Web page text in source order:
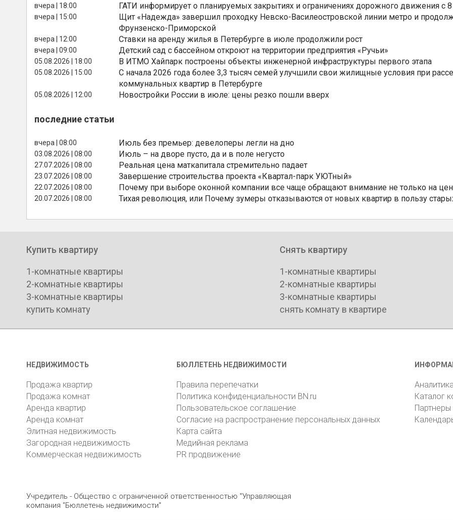
вчера | 18:00 ГАТИ информирует о планируемых закрытиях и ограничениях дорожного движения с 8
вчера | 15:00
Щит «Надежда» завершил проходку Невско-Василеостровской линии метро и
Фрунзенско-Приморской
вчера | 12:00 Ставки на аренду жилья в Петербурге в июле продолжили рост
вчера | 09:00 Детский сад с бассейном откроют на территории предприятия «Ручьи»
05.08.2026 | 18:00 В ИТМО Хайпарк построены объекты инженерной инфраструктуры первого этапа
05.08.2026 | 15:00
С начала 2026 года более 3,3 тысяч семей улучшили свои жилищные условия при
коммунальных квартир в Петербурге
05.08.2026 | 12:00 Новостройки России в июле: цены резко пошли вверх
последние статьи
вчера | 08:00 Июль без премьер: девелоперы легли на дно
03.08.2026 | 08:00 Июль – на дворе пусто, да и в поле негусто
27.07.2026 | 08:00 Реальная цена маткапитала стремительно падает
23.07.2026 | 08:00 Завершение строительства проекта «Квартал-парк УЮТный»
22.07.2026 | 08:00 Почему при выборе оконной компании все чаще обращают внимание не только на
20.07.2026 | 08:00 Тихая революция, или Почему зумеры отказываются от новых квартир в пользу
Купить квартиру
1-комнатные квартиры
2-комнатные квартиры
3-комнатные квартиры
купить комнату
Снять квартиру
1-комнатные квартиры
2-комнатные квартиры
3-комнатные квартиры
снять комнату в квартире
НЕДВИЖИМОСТЬ
Продажа квартир
Продажа комнат
Аренда квартир
Аренда комнат
Элитная недвижимость
Загородная недвижимость
Коммерческая недвижимость
БЮЛЛЕТЕНЬ НЕДВИЖИМОСТИ
Правила перепечатки
Политика конфиденциальности BN.ru
Пользовательское соглашение
Согласие на распространение персональных данных
Карта сайта
Медийная реклама
PR продвижение
Каталог
Партнеры
Учредитель - Общество с ограниченной ответственностью "Управляющая
компания "Бюллетень недвижимости"